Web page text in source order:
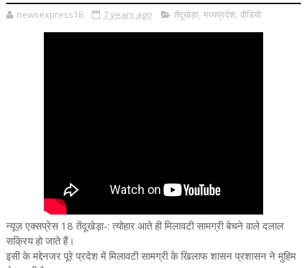
newsexpress18 7 years ago तेंदूखेड़ा, मध्यप्रदेश, वीडियो
न्यूज़ एक्सप्रेस 18 तेंदूखेड़ा-: त्योहार आते ही मिलावटी सामग्री बेचने वाले दलाल
सक्रिय हो जाते हैं।
इसी के मद्देनजर पूरे प्रदेश में मिलावटी सामग्री के खिलाफ शासन प्रशासन ने मुहिम